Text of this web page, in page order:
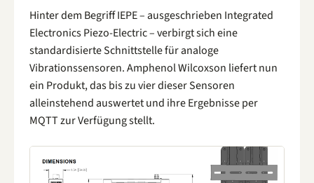
Hinter dem Begriff IEPE – ausgeschrieben Integrated
Electronics Piezo-Electric – verbirgt sich eine
standardisierte Schnittstelle für analoge
Vibrationssensoren. Amphenol Wilcoxson liefert nun
ein Produkt, das bis zu vier dieser Sensoren
alleinstehend auswertet und ihre Ergebnisse per
MQTT zur Verfügung stellt.